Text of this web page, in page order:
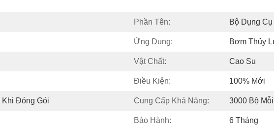
Phần Tên: Bộ Dụng
Ứng Dụng: Bơm Thủy
Vật Chất: Cao Su
Điều Kiện: 100% Mới
Khi Đóng Gói Cung Cấp Khả Năng: 3000 Bộ
Bảo Hành: 6 Tháng